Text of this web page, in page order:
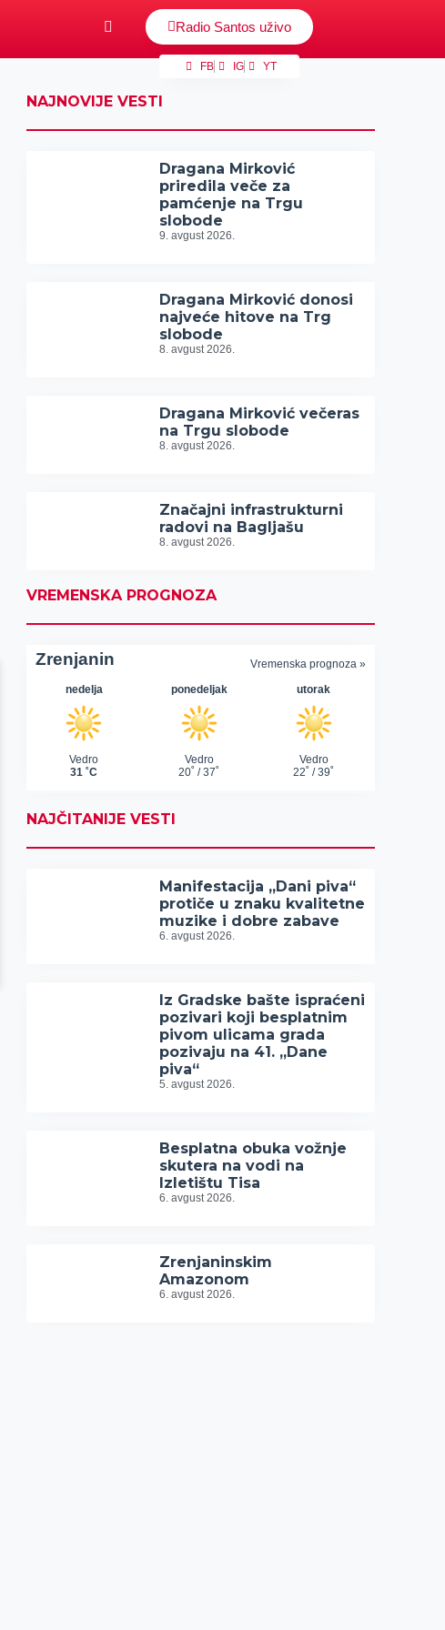
Radio Santos uživo
FB IG YT
NAJNOVIJE VESTI
Dragana Mirković
priredila veče za
pamćenje na Trgu
slobode
9. avgust 2026.
Dragana Mirković donosi
najveće hitove na Trg
slobode
8. avgust 2026.
Dragana Mirković večeras
na Trgu slobode
8. avgust 2026.
Značajni infrastrukturni
radovi na Bagljašu
8. avgust 2026.
VREMENSKA PROGNOZA
NAJČITANIJE VESTI
Manifestacija „Dani piva“
protiče u znaku kvalitetne
muzike i dobre zabave
6. avgust 2026.
Iz Gradske bašte ispraćeni
pozivari koji besplatnim
pivom ulicama grada
pozivaju na 41. „Dane
piva“
5. avgust 2026.
Besplatna obuka vožnje
skutera na vodi na
Izletištu Tisa
6. avgust 2026.
Zrenjaninskim
Amazonom
6. avgust 2026.